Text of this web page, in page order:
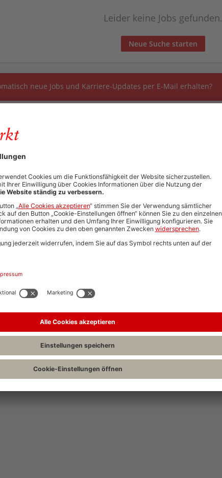
Leider keine Jobs gefunden.
Neue Suche starten
neue Jobs und Karriere-Updates per E-Mail erhalten?